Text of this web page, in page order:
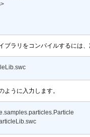
ブラリをコンパイルするには、
うに入力します。